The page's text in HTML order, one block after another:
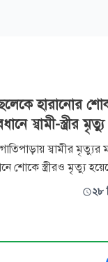
হারানোর
স্বামী-স্ত্রীর মৃত্যু
স্বামীর মৃত্যুর
শোকে স্ত্রীরও মৃত্যু
বিকেলে উপজেলার
আলী (৭০) এবং তার স্ত্রী
২৮